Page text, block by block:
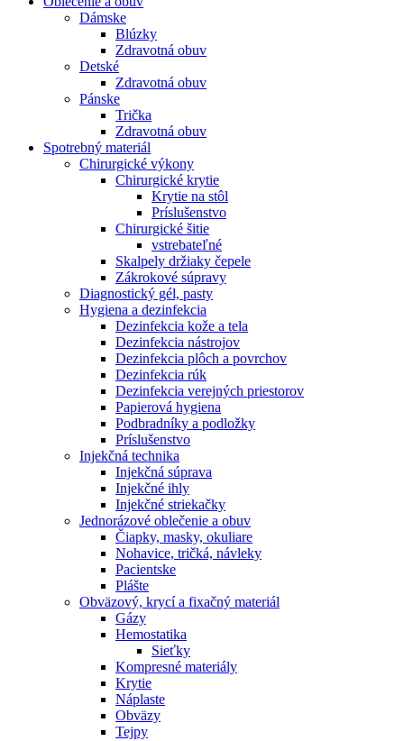
Dámske
Blúzky
Zdravotná obuv
Detské
Zdravotná obuv
Pánske
Trička
Zdravotná obuv
Spotrebný materiál
Chirurgické výkony
Chirurgické krytie
Krytie na stôl
Príslušenstvo
Chirurgické šitie
vstrebateľné
Skalpely držiaky čepele
Zákrokové súpravy
Diagnostický gél, pasty
Hygiena a dezinfekcia
Dezinfekcia kože a tela
Dezinfekcia nástrojov
Dezinfekcia plôch a povrchov
Dezinfekcia rúk
Dezinfekcia verejných priestorov
Papierová hygiena
Podbradníky a podložky
Príslušenstvo
Injekčná technika
Injekčná súprava
Injekčné ihly
Injekčné striekačky
Jednorázové oblečenie a obuv
Čiapky, masky, okuliare
Nohavice, tričká, návleky
Pacientske
Plášte
Obväzový, krycí a fixačný materiál
Gázy
Hemostatika
Sieťky
Kompresné materiály
Krytie
Náplaste
Obväzy
Tejpy